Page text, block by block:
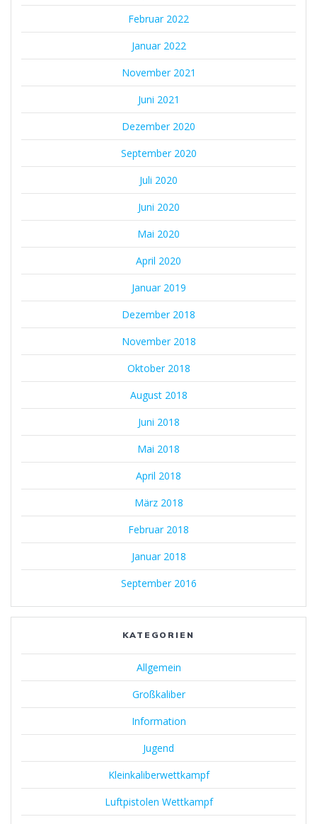
Februar 2022
Januar 2022
November 2021
Juni 2021
Dezember 2020
September 2020
Juli 2020
Juni 2020
Mai 2020
April 2020
Januar 2019
Dezember 2018
November 2018
Oktober 2018
August 2018
Juni 2018
Mai 2018
April 2018
März 2018
Februar 2018
Januar 2018
September 2016
KATEGORIEN
Allgemein
Großkaliber
Information
Jugend
Kleinkaliberwettkampf
Luftpistolen Wettkampf